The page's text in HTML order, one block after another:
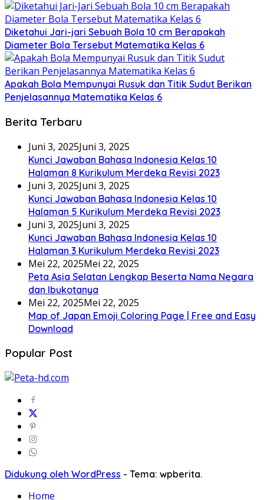
Diketahui Jari-jari Sebuah Bola 10 cm Berapakah
Diameter Bola Tersebut Matematika Kelas 6
Apakah Bola Mempunyai Rusuk dan Titik Sudut Berikan
Penjelasannya Matematika Kelas 6
Berita Terbaru
Juni 3, 2025Juni 3, 2025
Kunci Jawaban Bahasa Indonesia Kelas 10
Halaman 8 Kurikulum Merdeka Revisi 2023
Juni 3, 2025Juni 3, 2025
Kunci Jawaban Bahasa Indonesia Kelas 10
Halaman 5 Kurikulum Merdeka Revisi 2023
Juni 3, 2025Juni 3, 2025
Kunci Jawaban Bahasa Indonesia Kelas 10
Halaman 3 Kurikulum Merdeka Revisi 2023
Mei 22, 2025Mei 22, 2025
Peta Asia Selatan Lengkap Beserta Nama Negara
dan Ibukotanya
Mei 22, 2025Mei 22, 2025
Map of Japan Emoji Coloring Page | Free and Easy
Download
Popular Post
Didukung oleh WordPress - Tema: wpberita.
Home